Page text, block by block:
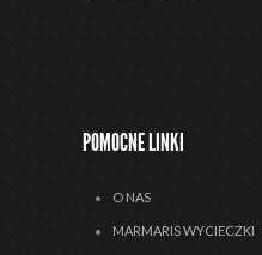
POMOCNE LINKI
O NAS
MARMARIS WYCIECZKI